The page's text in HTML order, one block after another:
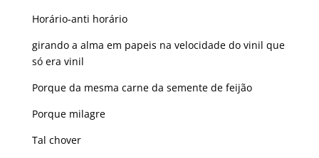
Horário-anti horário
girando a alma em papeis na velocidade do vinil que
só era vinil
Porque da mesma carne da semente de feijão
Porque milagre
Tal chover